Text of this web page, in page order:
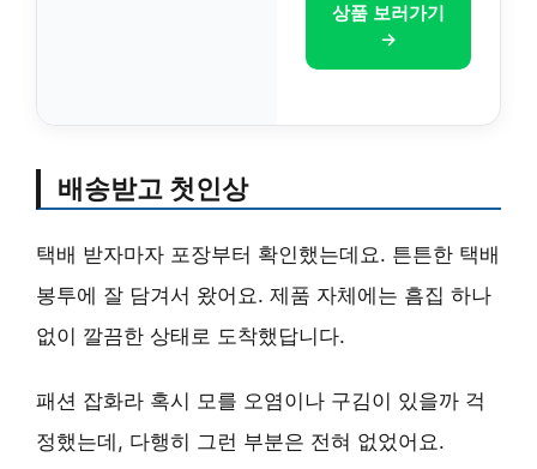
상품 보러가기
→
배송받고 첫인상
택배 받자마자 포장부터 확인했는데요. 튼튼한 택배
봉투에 잘 담겨서 왔어요. 제품 자체에는 흠집 하나
없이 깔끔한 상태로 도착했답니다.
패션 잡화라 혹시 모를 오염이나 구김이 있을까 걱
정했는데, 다행히 그런 부분은 전혀 없었어요.